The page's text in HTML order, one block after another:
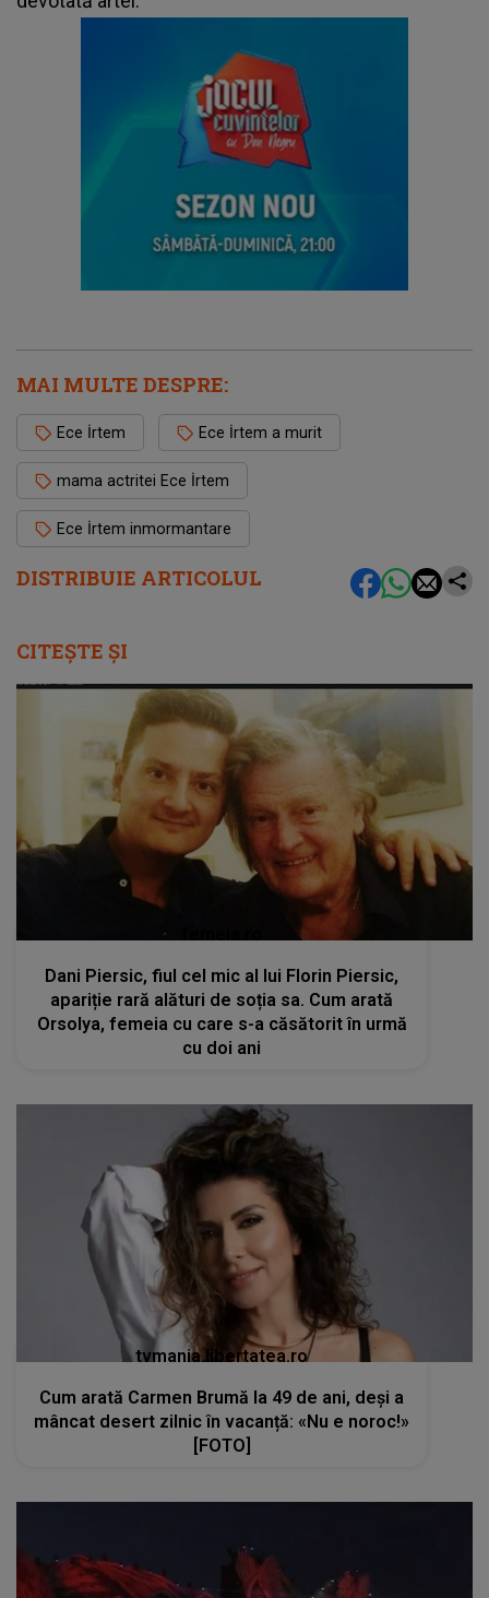
DISTRIBUIE ARTICOLUL
MAI MULTE DESPRE:
Ece İrtem Ece İrtem a murit
mama actritei Ece İrtem
Ece İrtem inmormantare
CITEȘTE ȘI
Dani Piersic, fiul cel mic al lui Florin Piersic,
apariție rară alături de soția sa. Cum arată
Orsolya, femeia cu care s-a căsătorit în urmă
cu doi ani
tvmania.libertatea.ro
Cum arată Carmen Brumă la 49 de ani, deși a
mâncat desert zilnic în vacanță: «Nu e noroc!»
[FOTO]